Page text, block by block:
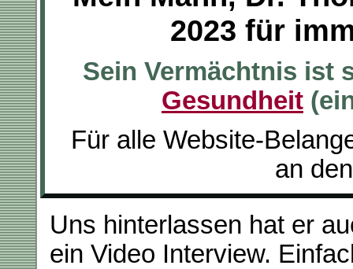
2023 für
Sein Vermächtnis ist
Gesundheit
Für alle Website-
an
Uns hinterlassen hat er
ein Video Interview.